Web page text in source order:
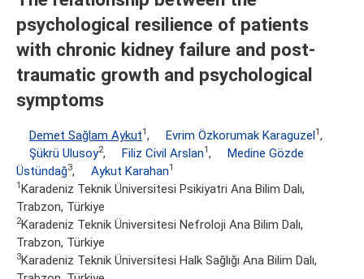
psychological resilience of patients
with chronic kidney failure and post-
traumatic growth and psychological
symptoms
Demet Sağlam Aykut1, Evrim Özkorumak Karaguzel1,
Şükrü Ulusoy2, Filiz Civil Arslan1,
Medine Gözde
Üstündağ3, Aykut Karahan1
1Karadeniz Teknik Üniversitesi Psikiyatri Ana Bilim Dalı,
Trabzon, Türkiye
2Karadeniz Teknik Üniversitesi Nefroloji Ana Bilim Dalı,
Trabzon, Türkiye
3Karadeniz Teknik Üniversitesi Halk Sağlığı Ana Bilim Dalı,